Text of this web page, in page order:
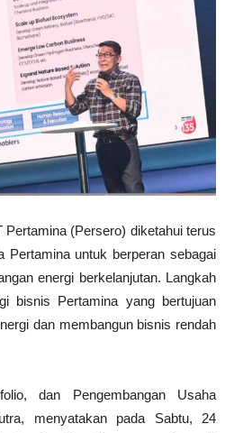
(Persero) diketahui terus
Pertamina untuk berperan sebagai
energi berkelanjutan. Langkah
bisnis Pertamina yang bertujuan
dan membangun bisnis rendah
dan Pengembangan Usaha
menyatakan pada Sabtu, 24